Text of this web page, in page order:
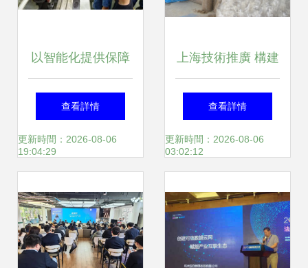
以智能化提供保障
支撐 一家煙機企業
如何助力上海智慧
踐與推廣
查看詳情
更新時間：2026-08-06
19:04:29
上海技術推廣 構建
產業服務新高地
查看詳情
更新時間：2026-08-06
03:02:12